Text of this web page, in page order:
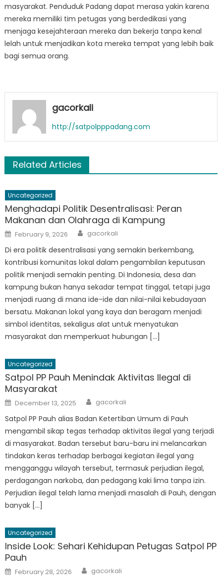
masyarakat. Penduduk Padang dapat merasa yakin karena
mereka memiliki tim petugas yang berdedikasi yang
menjaga kesejahteraan mereka dan bekerja tanpa kenal
lelah untuk menjadikan kota mereka tempat yang lebih baik
bagi semua orang.
gacorkali
http://satpolpppadang.com
Related Articles
Uncategorized
Menghadapi Politik Desentralisasi: Peran
Makanan dan Olahraga di Kampung
Posted
on
February 9, 2026 Author
gacorkali
Di era politik desentralisasi yang semakin berkembang,
kontribusi komunitas lokal dalam pengambilan keputusan
politik menjadi semakin penting. Di Indonesia, desa dan
kampung bukan hanya sekadar tempat tinggal, tetapi juga
menjadi ruang di mana ide-ide dan nilai-nilai kebudayaan
bersatu. Makanan lokal yang kaya dan beragam menjadi
simbol identitas, sekaligus alat untuk menyatukan
masyarakat dan memperkuat hubungan […]
Uncategorized
Satpol PP Pauh Menindak Aktivitas Ilegal di
Masyarakat
Posted
on
December 13, 2025 Author
gacorkali
Satpol PP Pauh alias Badan Ketertiban Umum di Pauh
mengambil sikap tegas terhadap aktivitas ilegal yang terjadi
di masyarakat. Badan tersebut baru-baru ini melancarkan
tindakan keras terhadap berbagai kegiatan ilegal yang
mengganggu wilayah tersebut, termasuk perjudian ilegal,
perdagangan narkoba, dan pedagang kaki lima tanpa izin.
Perjudian ilegal telah lama menjadi masalah di Pauh, dengan
banyak […]
Uncategorized
Inside Look: Sehari Kehidupan Petugas Satpol PP
Pauh
Posted
on
February 28, 2026 Author
gacorkali